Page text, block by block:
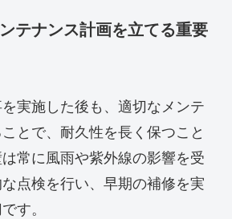
テナンス計画を立てる重要
実施した後も、適切なメンテ
とで、耐久性を長く保つこと
常に風雨や紫外線の影響を受
点検を行い、早期の補修を実
す。